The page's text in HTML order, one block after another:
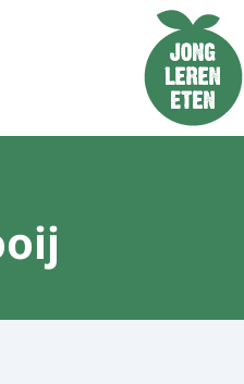
Naar de homepage van